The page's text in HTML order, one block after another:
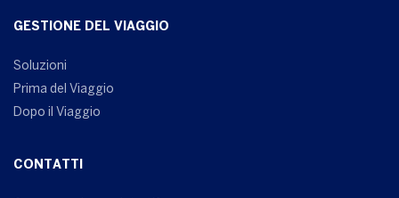
GESTIONE DEL VIAGGIO
Soluzioni
Prima del Viaggio
Dopo il Viaggio
CONTATTI